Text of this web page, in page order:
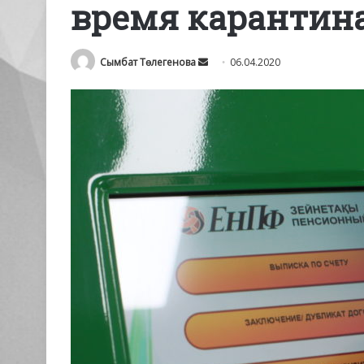
время
Сымбат Төлегенова
Send
email
06.04.2020